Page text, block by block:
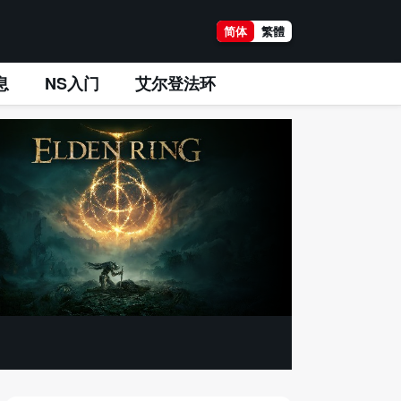
简体 繁體
NS入门 艾尔登法环